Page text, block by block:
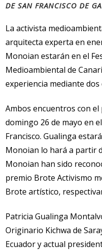
DE SAN FRANCISCO DE
La activista
arquitecta experta en
Monoian estarán en el
Medioambiental de
experiencia mediante dos
Ambos encuentros con
domingo 26 de mayo en
Francisco. Gualinga
Monoian lo hará a partir
Monoian han sido
premio Brote Activismo
Brote artístico,
Patricia Gualinga
Originario Kichwa de
Ecuador y actual